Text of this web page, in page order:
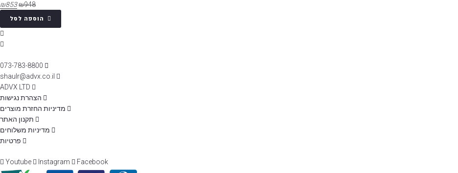
₪948
₪853
הוספה לסל
073-783-8800
shaulr@advx.co.il
ADVX LTD
הצהרת נגישות
מדיניות החזרת מוצרים
תקנון האתר
מדיניות משלוחים
פרטיות
Youtube Instagram Facebook